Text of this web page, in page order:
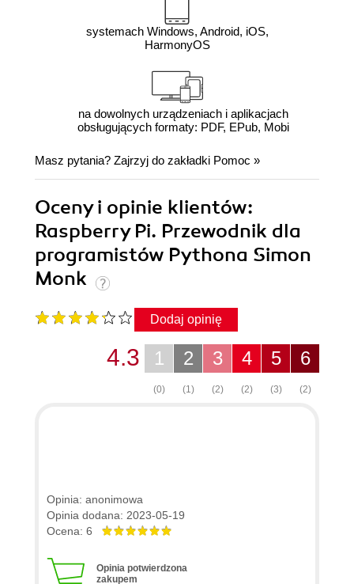
systemach Windows, Android, iOS,
HarmonyOS
na dowolnych urządzeniach i aplikacjach
obsługujących formaty: PDF, EPub, Mobi
Masz pytania? Zajrzyj do zakładki Pomoc »
Oceny i opinie klientów:
Raspberry Pi. Przewodnik dla
programistów Pythona Simon
Monk
Dodaj opinię
6
(2)
5
(3)
4
(2)
3
(2)
2
(1)
1
(0)
4.3
Opinia: anonimowa
Opinia dodana: 2023-05-19
Ocena: 6
Opinia potwierdzona
zakupem